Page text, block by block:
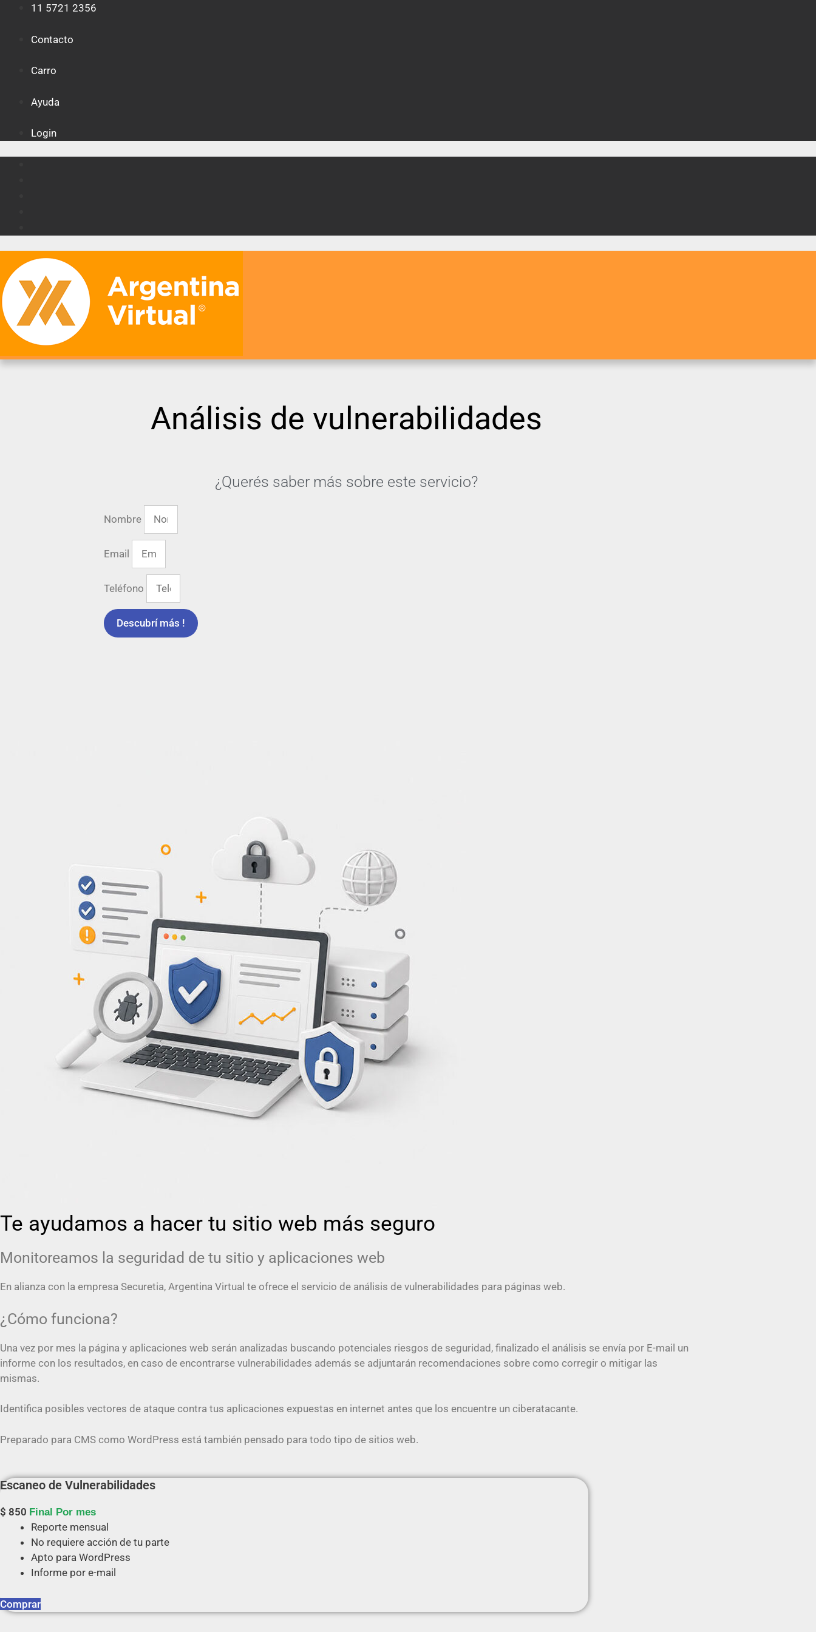
contenido
11 5721 2356
Contacto
Carro
Ayuda
Login
Análisis de vulnerabilidades
¿Querés saber más sobre este servicio?
Nombre
Email
Teléfono
Descubrí más !
Te ayudamos a hacer tu sitio web más seguro
Monitoreamos la seguridad de tu sitio y aplicaciones web
En alianza con la empresa Securetia, Argentina Virtual te ofrece el servicio de análisis de vulnerabilidades para páginas web.
¿Cómo funciona?
Una vez por mes la página y aplicaciones web serán analizadas buscando potenciales riesgos de seguridad, finalizado el análisis se envía por E-mail un
informe con los resultados, en caso de encontrarse vulnerabilidades además se adjuntarán recomendaciones sobre como corregir o mitigar las
mismas.
Identifica posibles vectores de ataque contra tus aplicaciones expuestas en internet antes que los encuentre un ciberatacante.
Preparado para CMS como WordPress está también pensado para todo tipo de sitios web.
Escaneo de Vulnerabilidades
$ 850 Final Por mes
Reporte mensual
No requiere acción de tu parte
Apto para WordPress
Informe por e-mail
Comprar